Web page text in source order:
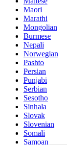
Maori
Marathi
Mongolian
Burmese
Nepali
Norwegian
Pashto
Persian
Punjabi
Serbian
Sesotho
Sinhala
Slovak
Slovenian
Somali
Samoan